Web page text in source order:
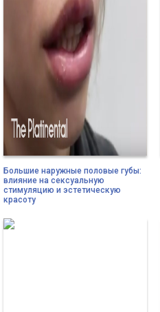
Большие наружные половые губы:
влияние на сексуальную
стимуляцию и эстетическую
красоту